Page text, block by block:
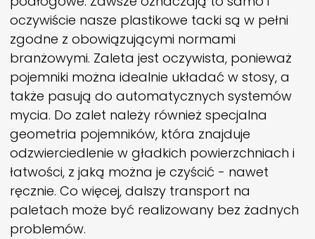
oczywiście nasze plastikowe tacki są w pełni
zgodne z obowiązującymi normami
branżowymi. Zaleta jest oczywista, ponieważ
pojemniki można idealnie układać w stosy, a
także pasują do automatycznych systemów
mycia. Do zalet należy również specjalna
geometria pojemników, która znajduje
odzwierciedlenie w gładkich powierzchniach i
łatwości, z jaką można je czyścić - nawet
ręcznie. Co więcej, dalszy transport na
paletach może być realizowany bez żadnych
problemów.